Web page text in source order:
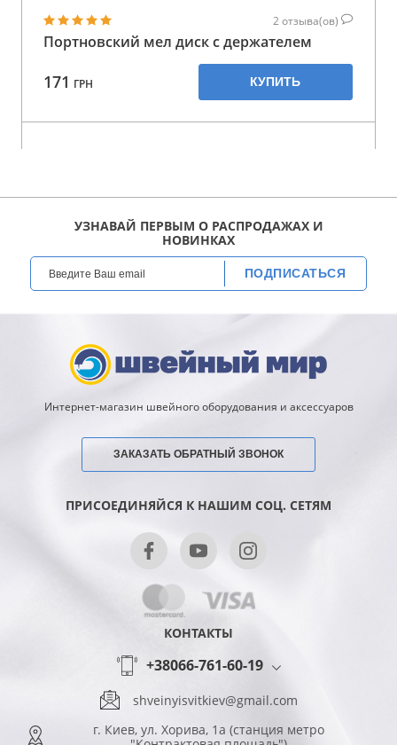
2 отзыва(ов)
Портновский мел диск с держателем
171 ГРН КУПИТЬ
УЗНАВАЙ ПЕРВЫМ О РАСПРОДАЖАХ И
НОВИНКАХ
ПОДПИСАТЬСЯ
Интернет-магазин швейного оборудования и аксессуаров
ЗАКАЗАТЬ ОБРАТНЫЙ ЗВОНОК
ПРИСОЕДИНЯЙСЯ К НАШИМ СОЦ. СЕТЯМ
КОНТАКТЫ
+38066-761-60-19
shveinyisvitkiev@gmail.com
г. Киев, ул. Хорива, 1а (станция метро